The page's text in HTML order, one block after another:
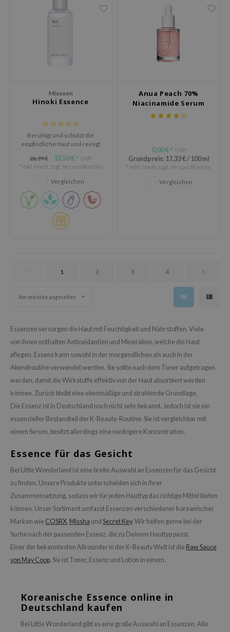
Mate
Mixsoon
Hinoki Essence
Beruhigt und schützt die
empfindliche Haut und reinigt
neigende Haut mit seiner
phytonziden Komponente.
26,99 € 13,50 € * UVP
* Inkl. MwSt. zzgl. Versandkosten
Vergleichen
Anua Peach 70%
Niacinamide Serum
(FS)
0,00 € * UVP
Grundpreis: 17,33 €/ 100 ml
* Inkl. MwSt. zzgl. Versandkosten
Vergleichen
1 2 3 4
Am meisten angesehen
Essenzen versorgen die Haut mit Feuchtigkeit und Nährstoffen. Viele
von ihnen enthalten Antioxidantien und Mineralien, welche die Haut
pflegen. Essenz kann sowohl in der morgendlichen als auch in der
Abendroutine verwendet werden. Sie sollte nach dem Toner aufgetragen
werden, damit die Wirkstoffe effektiv von der Haut absorbiert werden
können. Zurück bleibt eine ebenmäßige und strahlende Grundlage.
Die Essenz ist in Deutschland noch nicht sehr bekannt. Jedoch ist sie ein
essenzieller Bestandteil der K-Beauty-Routine. Sie ist vergleichbar mit
einem Serum, besitzt allerdings eine niedrigere Konzentration.
Essence für das Gesicht
Bei Little Wonderland ist eine breite Auswahl an Essenzen für das Gesicht
zu finden. Unsere Produkte unterscheiden sich in ihrer
Zusammensetzung, sodass wir für jeden Hauttyp das richtige Mittel bieten
können. Unser Sortiment umfasst Essenzen verschiedener koreanischer
Marken wie COSRX, Missha und Secret Key. Wir helfen gerne bei der
Suche nach der passenden Essenz, die zu Deinem Hauttyp passt.
Einer der bekanntesten Allrounder in der K-Beauty Welt ist die Raw Sauce
von May Coop. Sie ist Toner, Essenz und Lotion in einem.
Koreanische Essence online in
Deutschland kaufen
Bei Little Wonderland gibt es eine große Auswahl an Essenzen. Alle